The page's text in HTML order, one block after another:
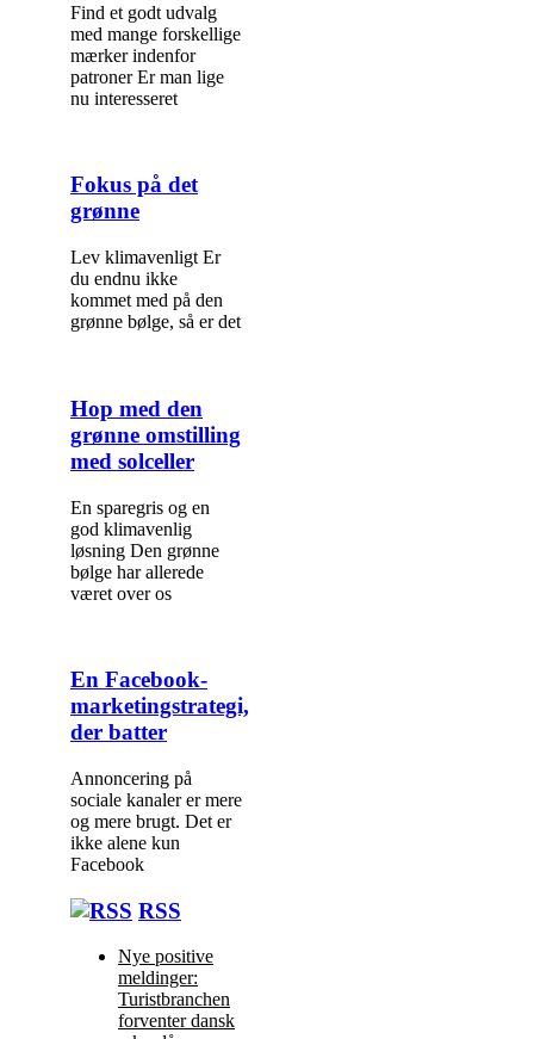
Find et godt udvalg
med mange forskellige
mærker indenfor
patroner Er man lige
nu interesseret
Fokus på det
grønne
Lev klimavenligt Er
du endnu ikke
kommet med på den
grønne bølge, så er det
Hop med den
grønne omstilling
med solceller
En sparegris og en
god klimavenlig
løsning Den grønne
bølge har allerede
været over os
En Facebook-
marketingstrategi,
der batter
Annoncering på
sociale kanaler er mere
og mere brugt. Det er
ikke alene kun
Facebook
RSS
Nye positive
meldinger:
Turistbranchen
forventer dansk